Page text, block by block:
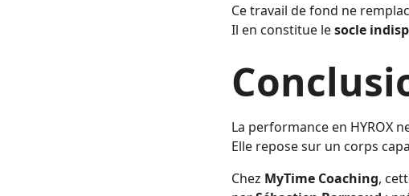
Ce travail de fond ne
Il en constitue lesocle
La performance en HYROX
Elle repose sur un corps
Chez MyTime Coaching,